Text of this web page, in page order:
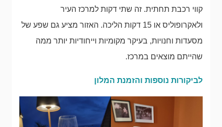
קווי רכבת תחתית. זה שתי דקות למרכז העיר
ולאקרופוליס או 15 דקות הליכה. האזור מציע גם שפע של
מסעדות וחנויות, בעיקר מקומיות וייחודיות יותר ממה
שהייתם מוצאים במרכז.
לביקורות נוספות והזמנת המלון